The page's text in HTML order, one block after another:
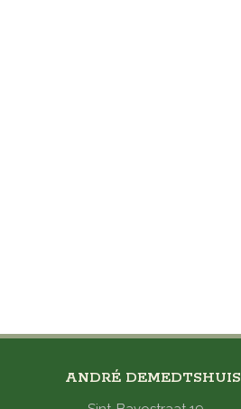
ANDRÉ DEMEDTSHUIS